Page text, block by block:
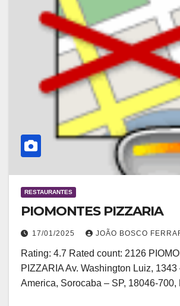
RESTAURANTES
PIOMONTES PIZZARIA
17/01/2025 JOÃO BOSCO
Rating: 4.7 Rated count: 2126
PIZZARIA Av. Washington Luiz, 1343
America, Sorocaba – SP, 18046-